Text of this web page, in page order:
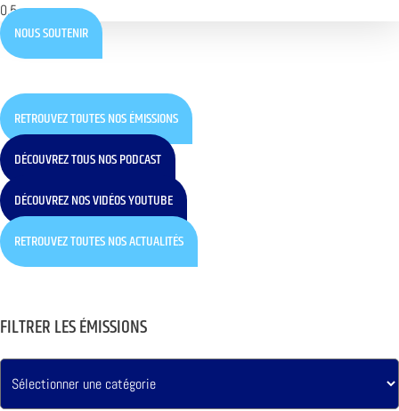
NOUS SOUTENIR
RETROUVEZ TOUTES NOS ÉMISSIONS
DÉCOUVREZ TOUS NOS PODCAST
DÉCOUVREZ NOS VIDÉOS YOUTUBE
RETROUVEZ TOUTES NOS ACTUALITÉS
FILTRER LES ÉMISSIONS